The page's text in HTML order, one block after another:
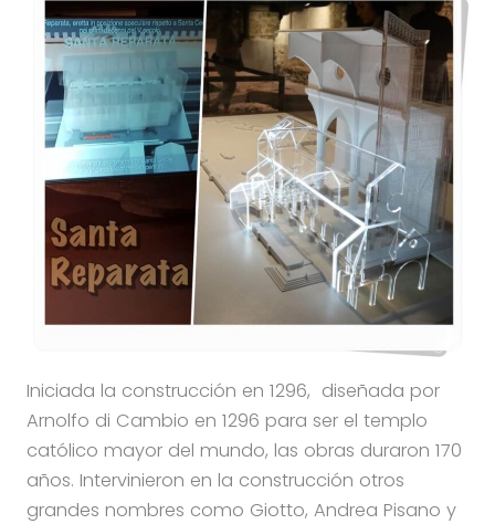
Iniciada la construcción en 1296, diseñada por
Arnolfo di Cambio en 1296 para ser el templo
católico mayor del mundo, las obras duraron 170
años. Intervinieron en la construcción otros
grandes nombres como Giotto, Andrea Pisano y